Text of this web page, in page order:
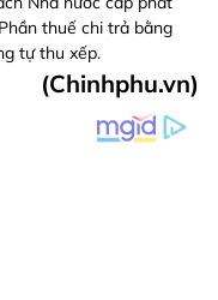
thuế chi trả bằng
tự thu xếp.
(Chinhphu.vn)